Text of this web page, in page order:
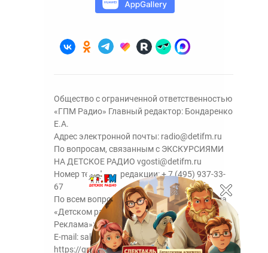
Общество с ограниченной ответственностью
«ГПМ Радио» Главный редактор: Бондаренко
Е.А.
Адрес электронной почты: radio@detifm.ru
По вопросам, связанным с ЭКСКУРСИЯМИ
НА ДЕТСКОЕ РАДИО vgosti@detifm.ru
Номер телефона редакции:+ 7 (495) 937-33-
67
По всем вопросам размещения рекламы на
«Детском радио» - сейлз-хаус «ГПМ
Реклама»:+7 (495) 921-40-41
E-mail: sales@gazprom-media.ru
https://gpmsaleshouse.ru/